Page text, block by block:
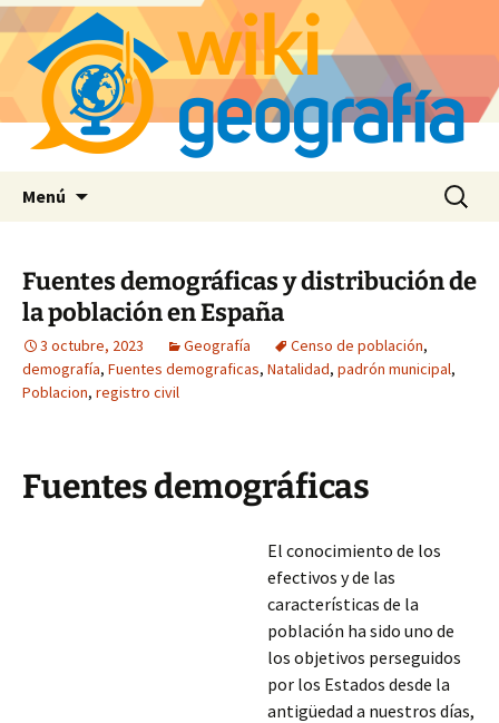
Menú Buscar:
Fuentes demográficas y distribución de
la población en España
3 octubre, 2023 Geografía Censo de población,
demografía, Fuentes demograficas, Natalidad, padrón municipal,
Poblacion, registro civil
Fuentes demográficas
El conocimiento de los
efectivos y de las
características de la
población ha sido uno de
los objetivos perseguidos
por los Estados desde la
antigüedad a nuestros días,